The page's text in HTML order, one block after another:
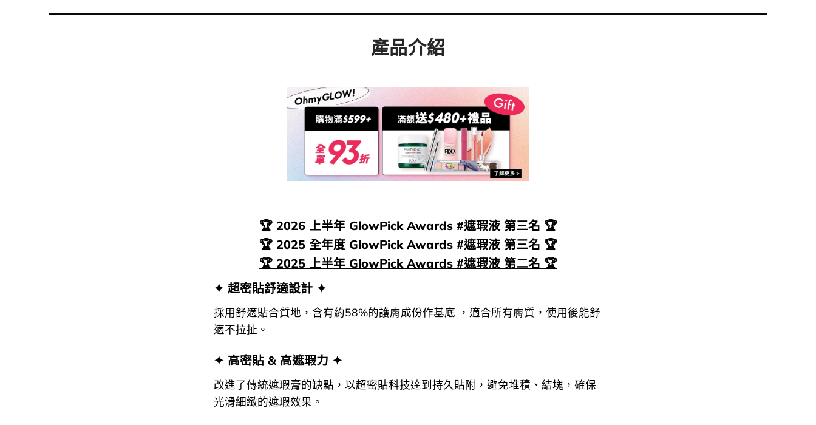
產品介紹
🏆 2026 上半年 GlowPick Awards #遮瑕液 第三名 🏆
🏆 2025 全年度 GlowPick Awards #遮瑕液 第三名 🏆
🏆 2025 上半年 GlowPick Awards #遮瑕液 第二名 🏆
✦ 超密貼舒適設計 ✦
採用舒適貼合質地，含有約58%的護膚成份作基底 ，適合所有膚質，使用後能舒
適不拉扯。
✦ 高密貼 & 高遮瑕力 ✦
改進了傳統遮瑕膏的缺點，以超密貼科技達到持久貼附，避免堆積、結塊，確保
光滑細緻的遮瑕效果。